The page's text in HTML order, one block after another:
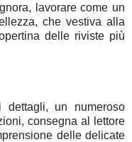
lavorare come un
che vestiva alla
delle riviste più
dettagli, un numeroso
consegna al lettore
delle delicate